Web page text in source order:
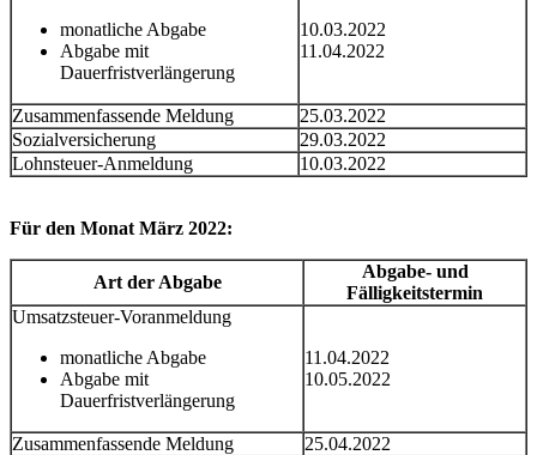
monatliche Abgabe
Abgabe mit
Dauerfristverlängerung
10.03.2022
11.04.2022
Zusammenfassende Meldung
25.03.2022
Sozialversicherung
29.03.2022
Lohnsteuer-Anmeldung
10.03.2022
Für den Monat März 2022:
Art der Abgabe
Abgabe- und
Fälligkeitstermin
Umsatzsteuer-Voranmeldung
monatliche Abgabe
Abgabe mit
Dauerfristverlängerung
11.04.2022
10.05.2022
Zusammenfassende Meldung
25.04.2022